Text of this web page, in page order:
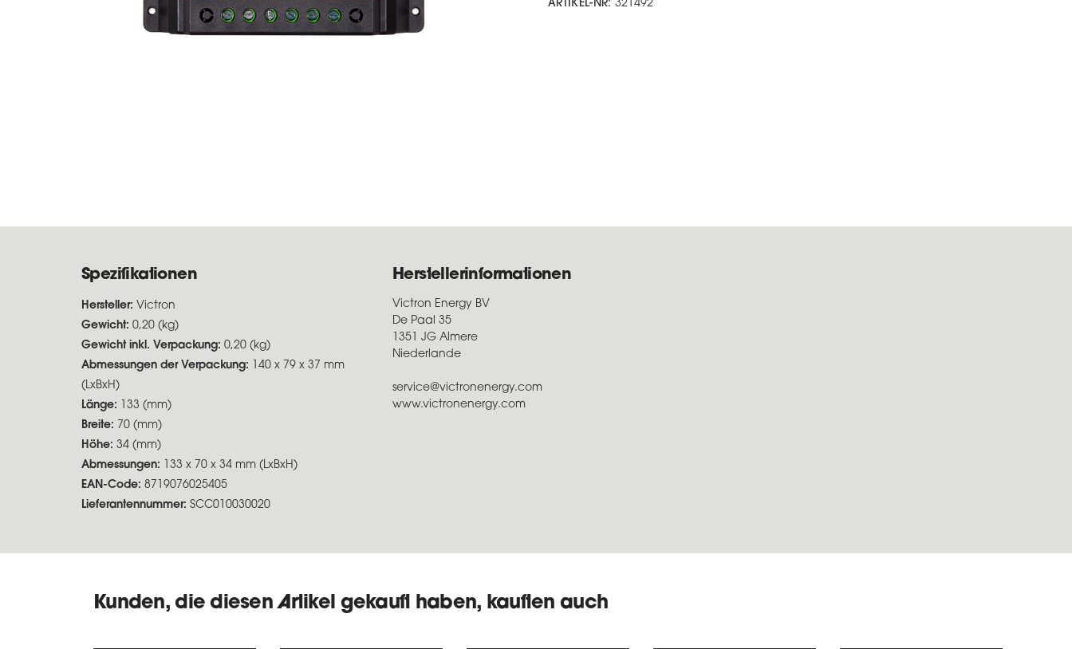
ARTIKEL-NR: 321492
Spezifikationen
Hersteller: Victron
Gewicht: 0,20 (kg)
Gewicht inkl. Verpackung: 0,20 (kg)
Abmessungen der Verpackung: 140 x 79 x 37 mm
(LxBxH)
Länge: 133 (mm)
Breite: 70 (mm)
Höhe: 34 (mm)
Abmessungen: 133 x 70 x 34 mm (LxBxH)
EAN-Code: 8719076025405
Lieferantennummer: SCC010030020
Herstellerinformationen
Victron Energy BV
De Paal 35
1351 JG Almere
Niederlande
service@victronenergy.com
www.victronenergy.com
Kunden, die diesen Artikel gekauft haben, kauften auch